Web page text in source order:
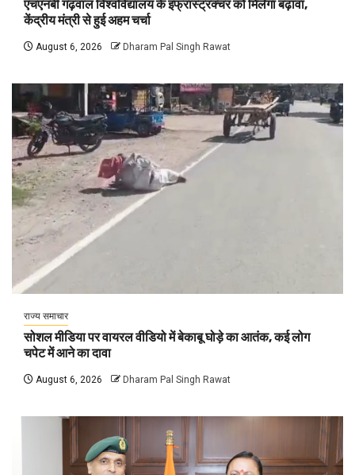
एचएनबी गढ़वाल विश्वविद्यालय के इंफ्रास्ट्रक्चर को मिलेगा बढ़ावा,
केंद्रीय मंत्री से हुई अहम चर्चा
August 6, 2026 Dharam Pal Singh Rawat
राज्य समाचार
सोशल मीडिया पर वायरल वीडियो में बेकाबू घोड़े का आतंक, कई लोग
चपेट में आने का दावा
August 6, 2026 Dharam Pal Singh Rawat